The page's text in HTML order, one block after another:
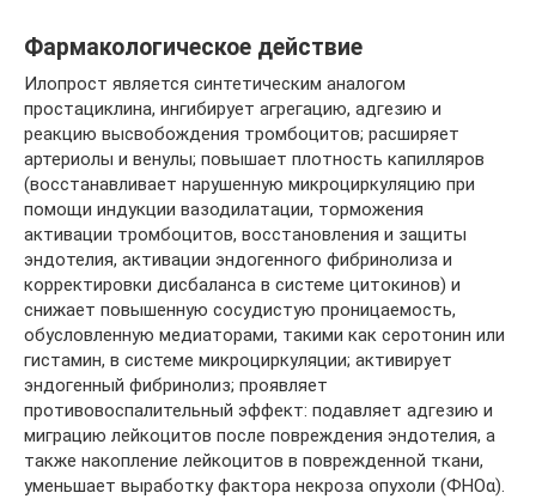
Фармакологическое действие
Илопрост является синтетическим аналогом
простациклина, ингибирует агрегацию, адгезию и
реакцию высвобождения тромбоцитов; расширяет
артериолы и венулы; повышает плотность капилляров
(восстанавливает нарушенную микроциркуляцию при
помощи индукции вазодилатации, торможения
активации тромбоцитов, восстановления и защиты
эндотелия, активации эндогенного фибринолиза и
корректировки дисбаланса в системе цитокинов) и
снижает повышенную сосудистую проницаемость,
обусловленную медиаторами, такими как серотонин или
гистамин, в системе микроциркуляции; активирует
эндогенный фибринолиз; проявляет
противовоспалительный эффект: подавляет адгезию и
миграцию лейкоцитов после повреждения эндотелия, а
также накопление лейкоцитов в поврежденной ткани,
уменьшает выработку фактора некроза опухоли (ФНОα).